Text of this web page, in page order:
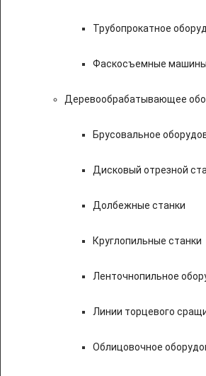
Трубопрокатное
Фаскосъемные машины
Деревообрабатывающее
Брусовальное
Дисковый отрезной
Долбежные станки
Круглопильные станки
Ленточнопильное
Линии торцевого
Облицовочное